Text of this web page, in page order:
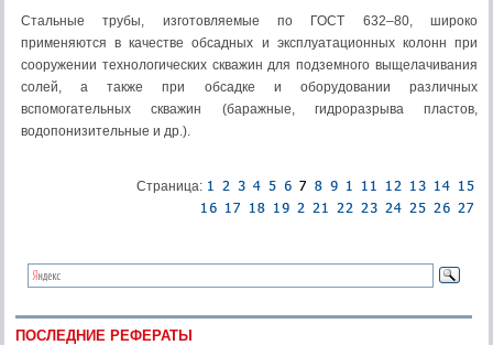
Стальные трубы, изготовляемые по ГОСТ 632–80, широко
применяются в качестве обсадных и эксплуатационных колонн при
сооружении технологических скважин для подземного выщелачивания
солей, а также при обсадке и оборудовании различных
вспомогательных скважин (баражные, гидроразрыва пластов,
водопонизительные и др.).
Страница:
ПОСЛЕДНИЕ РЕФЕРАТЫ